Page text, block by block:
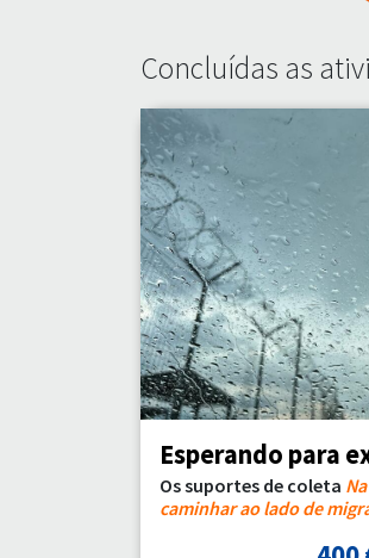
Concluídas as
Esperando para
Os suportes de coleta
caminhar ao lado de